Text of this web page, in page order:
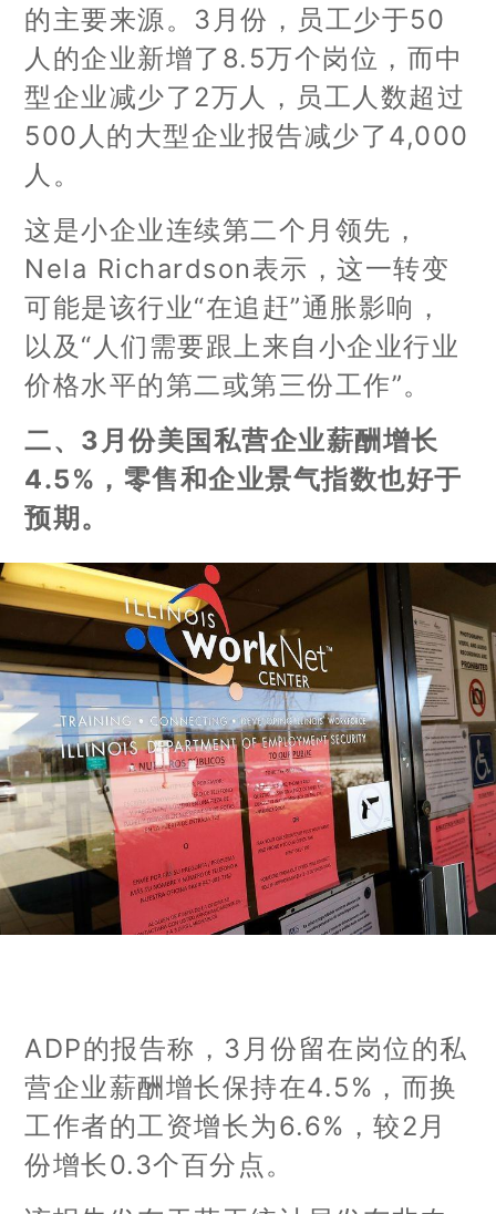
的主要来源。3月份，员工少于50
人的企业新增了8.5万个岗位，而中
型企业减少了2万人，员工人数超过
500人的大型企业报告减少了4,000
人。
这是小企业连续第二个月领先，
Nela Richardson表示，这一转变
可能是该行业“在追赶”通胀影响，
以及“人们需要跟上来自小企业行业
价格水平的第二或第三份工作”。
二、3月份美国私营企业薪酬增长
4.5%，零售和企业景气指数也好于
预期。
ADP的报告称，3月份留在岗位的私
营企业薪酬增长保持在4.5%，而换
工作者的工资增长为6.6%，较2月
份增长0.3个百分点。